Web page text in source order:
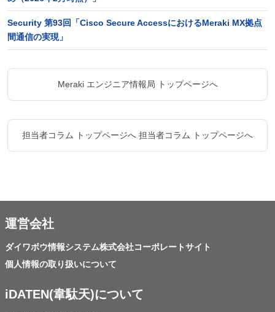
Security 第93回「Cisco Secure AccessにおけるMeraki MX拠点
間通信の実現」
Meraki エンジニア情報局 トップページへ
担当者コラム トップページへ 担当者コラム トップページへ
運営会社
ダイワボウ情報システム株式会社コーポレートサイト
個人情報の取り扱いについて
iDATEN(韋駄天)について